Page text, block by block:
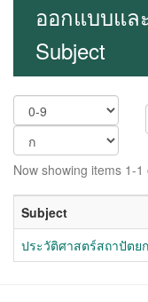
ออกแบบแล
Subject
Now showing items 1-1
Subject
ประวัติศาสตร์สถาปัตย